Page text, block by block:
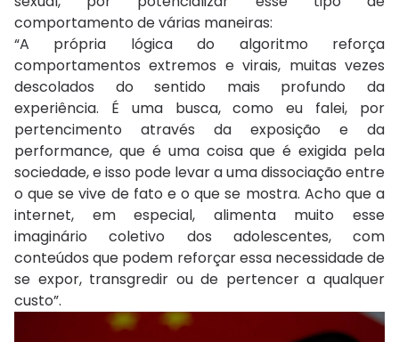
comportamento de várias maneiras:
“A própria lógica do algoritmo reforça
comportamentos extremos e virais, muitas vezes
descolados do sentido mais profundo da
experiência. É uma busca, como eu falei, por
pertencimento através da exposição e da
performance, que é uma coisa que é exigida pela
sociedade, e isso pode levar a uma dissociação entre
o que se vive de fato e o que se mostra. Acho que a
internet, em especial, alimenta muito esse
imaginário coletivo dos adolescentes, com
conteúdos que podem reforçar essa necessidade de
se expor, transgredir ou de pertencer a qualquer
custo”.